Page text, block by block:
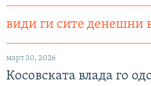
види ги сите денешни
март 30, 2026
Косовската влада го